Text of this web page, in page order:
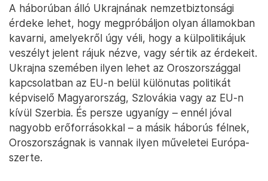
A háborúban álló Ukrajnának nemzetbiztonsági
érdeke lehet, hogy megpróbáljon olyan államokban
kavarni, amelyekről úgy véli, hogy a külpolitikájuk
veszélyt jelent rájuk nézve, vagy sértik az érdekeit.
Ukrajna szemében ilyen lehet az Oroszországgal
kapcsolatban az EU-n belül különutas politikát
képviselő Magyarország, Szlovákia vagy az EU-n
kívül Szerbia. És persze ugyanígy – ennél jóval
nagyobb erőforrásokkal – a másik háborús félnek,
Oroszországnak is vannak ilyen műveletei Európa-
szerte.